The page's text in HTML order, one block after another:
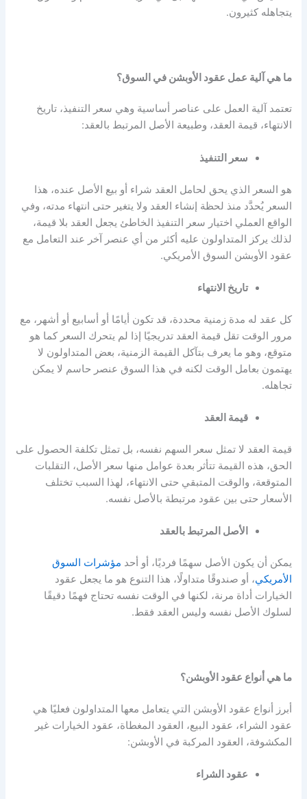
يتجاهله كثيرون.
ما هي آلية عمل عقود الأوبشن في السوق؟
تعتمد آلية العمل على عناصر أساسية وهي سعر التنفيذ، تاريخ
الانتهاء، قيمة العقد، وطبيعة الأصل المرتبط بالعقد:
سعر التنفيذ
هو السعر الذي يحق لحامل العقد شراء أو بيع الأصل عنده، هذا
السعر يُحدَّد منذ لحظة إنشاء العقد ولا يتغير حتى انتهاء مدته، وفي
الواقع العملي اختيار سعر التنفيذ الخاطئ يجعل العقد بلا قيمة،
لذلك يركز المتداولون عليه أكثر من أي عنصر آخر عند التعامل مع
عقود الأوبشن السوق الأمريكي .
تاريخ الانتهاء
كل عقد له مدة زمنية محددة، قد تكون أيامًا أو أسابيع أو أشهر، مع
مرور الوقت تقل قيمة العقد تدريجيًا إذا لم يتحرك السعر كما هو
متوقع، وهو ما يعرف بتآكل القيمة الزمنية، بعض المتداولون لا
يهتمون بعامل الوقت لكنه في هذا السوق عنصر حاسم لا يمكن
تجاهله.
قيمة العقد
قيمة العقد لا تمثل سعر السهم نفسه، بل تمثل تكلفة الحصول على
الحق، هذه القيمة تتأثر بعدة عوامل منها سعر الأصل، التقلبات
المتوقعة، والوقت المتبقي حتى الانتهاء، لهذا السبب تختلف
الأسعار حتى بين عقود مرتبطة بالأصل نفسه.
الأصل المرتبط بالعقد
يمكن أن يكون الأصل سهمًا فرديًا، أو أحد مؤشرات السوق
الأمريكي ، أو صندوقًا متداولًا، هذا التنوع هو ما يجعل عقود
الخيارات أداة مرنة، لكنها في الوقت نفسه تحتاج فهمًا دقيقًا
لسلوك الأصل نفسه وليس العقد فقط.
ما هي أنواع عقود الأوبشن؟
أبرز أنواع عقود الأوبشنالتي يتعامل معها المتداولون فعليًا هي
عقود الشراء، عقود البيع، العقود المغطاة، عقود الخيارات غير
المكشوفة، العقود المركبة في الأوبشن:
عقود الشراء